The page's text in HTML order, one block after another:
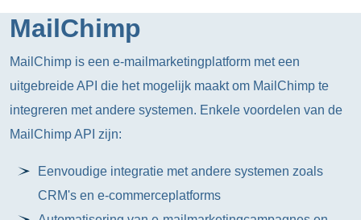
MailChimp
MailChimp is een e-mailmarketingplatform met een
uitgebreide API die het mogelijk maakt om MailChimp te
integreren met andere systemen. Enkele voordelen van de
MailChimp API zijn:
Eenvoudige integratie met andere systemen zoals
CRM's en e-commerceplatforms